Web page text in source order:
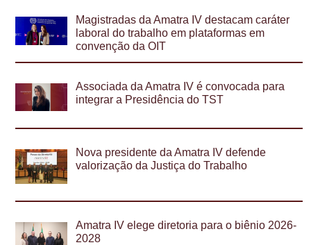
Magistradas da Amatra IV destacam caráter
laboral do trabalho em plataformas em
convenção da OIT
Associada da Amatra IV é convocada para
integrar a Presidência do TST
Nova presidente da Amatra IV defende
valorização da Justiça do Trabalho
Amatra IV elege diretoria para o biênio 2026-
2028